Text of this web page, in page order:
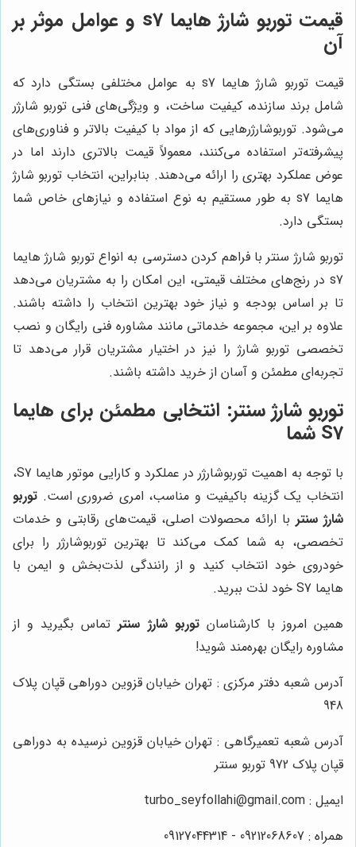
قیمت توربو شارژ هایما s7 و عوامل موثر بر
آن
قیمت توربو شارژ هایما s7 به عوامل مختلفی بستگی دارد که
شامل برند سازنده، کیفیت ساخت، و ویژگی‌های فنی توربو شارژر
می‌شود. توربوشارژرهایی که از مواد با کیفیت بالاتر و فناوری‌های
پیشرفته‌تر استفاده می‌کنند، معمولاً قیمت بالاتری دارند اما در
عوض عملکرد بهتری را ارائه می‌دهند. بنابراین، انتخاب توربو شارژ
هایما s7 به طور مستقیم به نوع استفاده و نیازهای خاص شما
بستگی دارد.
توربو شارژ سنتر با فراهم کردن دسترسی به انواع توربو شارژ هایما
s7 در رنج‌های مختلف قیمتی، این امکان را به مشتریان می‌دهد
تا بر اساس بودجه و نیاز خود بهترین انتخاب را داشته باشند.
علاوه بر این، مجموعه خدماتی مانند مشاوره فنی رایگان و نصب
تخصصی توربو شارژ را نیز در اختیار مشتریان قرار می‌دهد تا
تجربه‌ای مطمئن و آسان از خرید داشته باشند.
توربو شارژ سنتر: انتخابی مطمئن برای هایما
S7 شما
با توجه به اهمیت توربوشارژر در عملکرد و کارایی موتور هایما S7،
انتخاب یک گزینه باکیفیت و مناسب، امری ضروری است. توربو
شارژ سنتر با ارائه محصولات اصلی، قیمت‌های رقابتی و خدمات
تخصصی، به شما کمک می‌کند تا بهترین توربوشارژر را برای
خودروی خود انتخاب کنید و از رانندگی لذت‌بخش و ایمن با
هایما S7 خود لذت ببرید.
همین امروز با کارشناسانتوربو شارژ سنتر تماس بگیرید و از
مشاوره رایگان بهره‌مند شوید!
آدرس شعبه دفتر مرکزی : تهران خیابان قزوین دوراهی قپان پلاک
948
آدرس شعبه تعمیرگاهی : تهران خیابان قزوین نرسیده به دوراهی
قپان پلاک 972 توربو سنتر
ایمیل : turbo_seyfollahi@gmail.com
همراه : 09212068607 - 09127044314